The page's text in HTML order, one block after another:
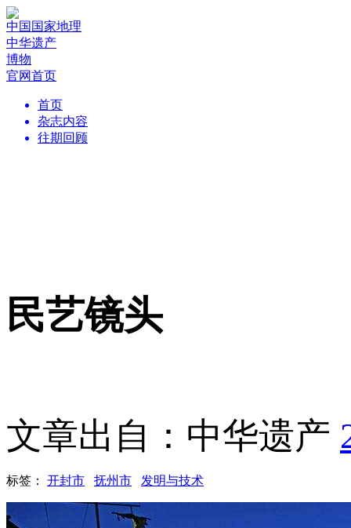
中国国家地理
中华遗产
博物
官网首页
首页
杂志内容
往期回顾
民艺镜头
文章出自：中华遗产
标签： 开封市 抚州市 发明与技术